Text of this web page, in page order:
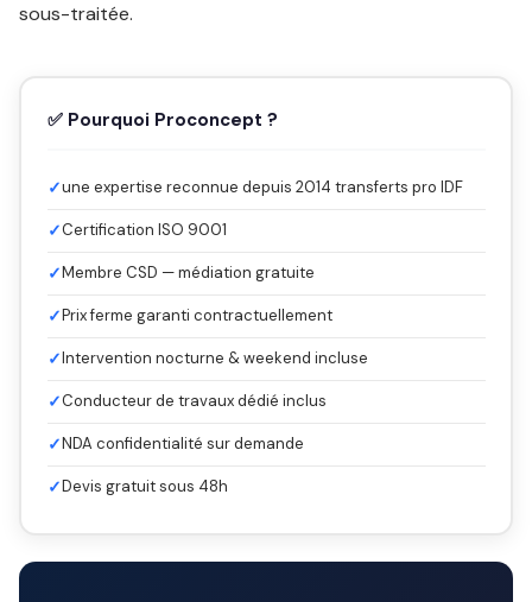
sous-traitée.
✅ Pourquoi Proconcept ?
✓une expertise reconnue depuis 2014 transferts pro IDF
✓Certification ISO 9001
✓Membre CSD — médiation gratuite
✓Prix ferme garanti contractuellement
✓Intervention nocturne & weekend incluse
✓Conducteur de travaux dédié inclus
✓NDA confidentialité sur demande
✓Devis gratuit sous 48h